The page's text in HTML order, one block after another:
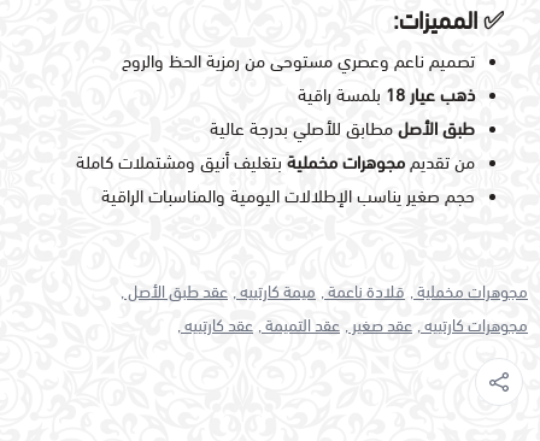
✅المميزات:
تصميم ناعم وعصري مستوحى من رمزية الحظ والروح
ذهب عيار 18
بلمسة راقية
طبق الأصلمطابق للأصلي بدرجة عالية
من تقديممجوهرات مخملية بتغليف أنيق ومشتملات كاملة
حجم صغير يناسب الإطلالات اليومية والمناسبات الراقية
مجوهرات مخملية , قلادة ناعمة , ميمة كارتييه , عقد طبق الأصل ,
مجوهرات كارتييه , عقد صغير , عقد التميمة , عقد كارتييه ,